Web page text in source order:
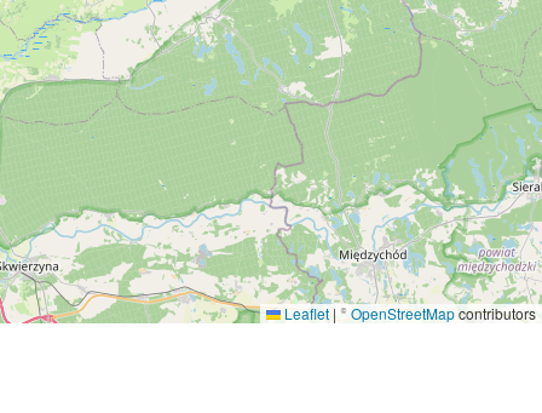
Leaflet | © OpenStreetMapcontributors